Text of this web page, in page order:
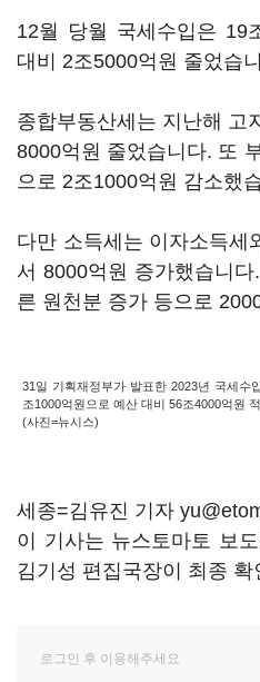
12월 당월 국세수입은 19
대비 2조5000억원 줄었습
종합부동산세는 지난해 고
8000억원 줄었습니다. 또
으로 2조1000억원 감소했
다만 소득세는 이자소득세
서 8000억원 증가했습니
른 원천분 증가 등으로
31일 기획재정부가 발표한 2023년 국세수
조1000억원으로 예산 대비 56조4000억원
(사진=뉴시스)
세종=김유진 기자
이 기사는 뉴스토마토 보
김기성 편집국장이 최종 확